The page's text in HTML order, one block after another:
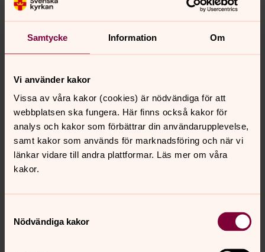
Samtycke Information Om
Vi använder kakor
Vissa av våra kakor (cookies) är nödvändiga för att
webbplatsen ska fungera. Här finns också kakor för
analys och kakor som förbättrar din användarupplevelse,
samt kakor som används för marknadsföring och när vi
länkar vidare till andra plattformar. Läs mer om våra
kakor.
Nödvändiga kakor
Maria Scharffenberg
Direkt:
+14169510870
E-post: maria.scharffenberg@svenskakyrkan.se
Mer om Maria Scharffenberg
Mobil präst i Canada och Nordamerika. För det
mesta på språng, men oftast nåbar via mobil eller